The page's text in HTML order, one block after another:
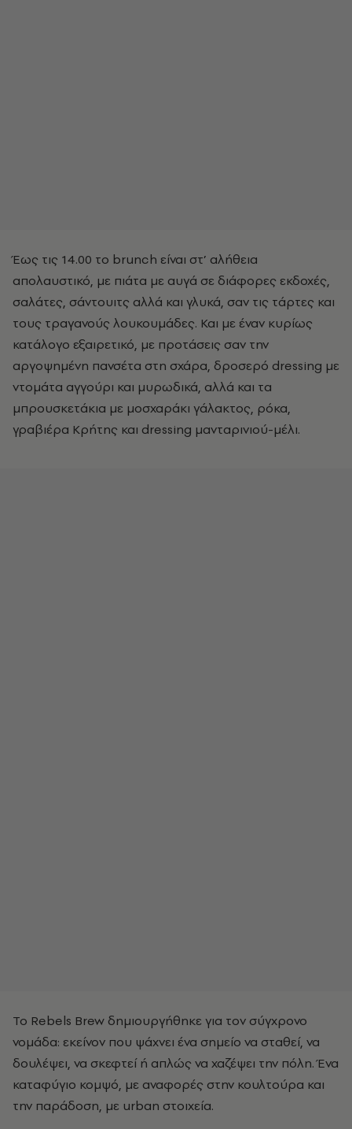
Έως τις 14.00 το brunch είναι στ’ αλήθεια
απολαυστικό, με πιάτα με αυγά σε διάφορες εκδοχές,
σαλάτες, σάντουιτς αλλά και γλυκά, σαν τις τάρτες και
τους τραγανούς λουκουμάδες. Και με έναν κυρίως
κατάλογο εξαιρετικό, με προτάσεις σαν την
αργοψημένη πανσέτα στη σχάρα, δροσερό dressing με
ντομάτα αγγούρι και μυρωδικά, αλλά και τα
μπρουσκετάκια με μοσχαράκι γάλακτος, ρόκα,
γραβιέρα Κρήτης και dressing μανταρινιού-μέλι.
Το Rebels Brew δημιουργήθηκε για τον σύγχρονο
νομάδα: εκείνον που ψάχνει ένα σημείο να σταθεί, να
δουλέψει, να σκεφτεί ή απλώς να χαζέψει την πόλη. Ένα
καταφύγιο κομψό, με αναφορές στην κουλτούρα και
την παράδοση, με urban στοιχεία.